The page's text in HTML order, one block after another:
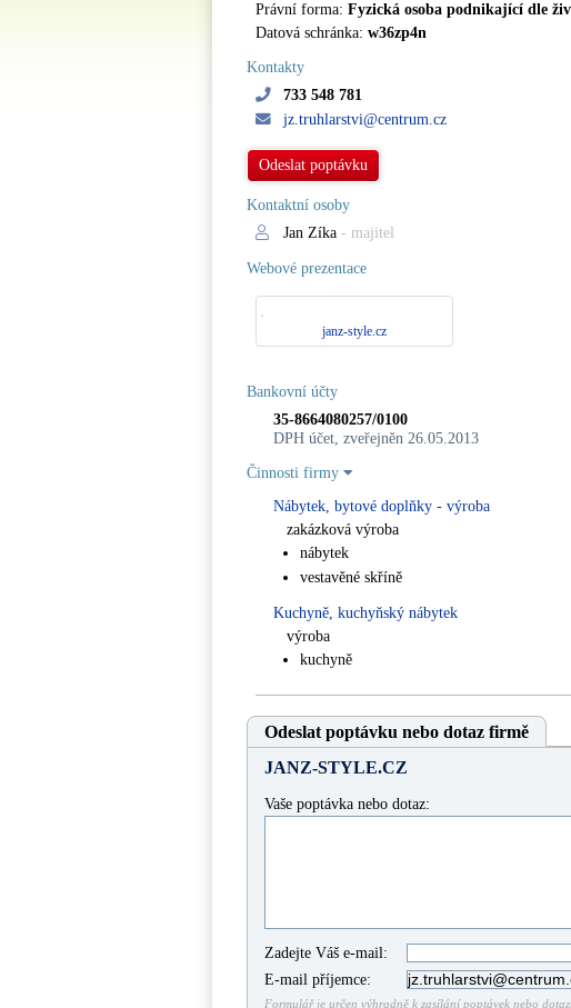
Právní forma: Fyzická osoba podnikající dle
Datová schránka: w36zp4n
Kontakty
733 548 781
jz.truhlarstvi@centrum.cz
Odeslat poptávku
Kontaktní osoby
Jan Zíka - majitel
Webové prezentace
janz-style.cz
Bankovní účty
35-8664080257/0100
DPH účet, zveřejněn 26.05.2013
Činnosti firmy
Nábytek, bytové doplňky - výroba
zakázková výroba
nábytek
vestavěné skříně
Kuchyně, kuchyňský nábytek
výroba
kuchyně
Odeslat poptávku nebo dotaz firmě
JANZ-STYLE.CZ
Vaše poptávka nebo dotaz:
Zadejte Váš e-mail:
E-mail příjemce:
Formulář je určen výhradně k zasílání poptávek nebo